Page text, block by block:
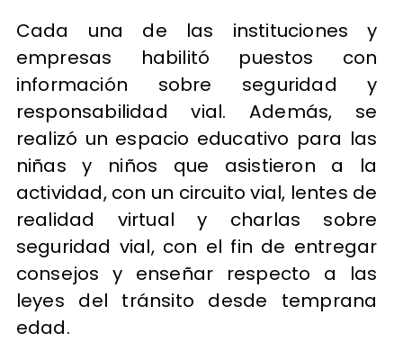
Cada una de las instituciones y
empresas habilitó puestos con
información sobre seguridad y
responsabilidad vial. Además, se
realizó un espacio educativo para las
niñas y niños que asistieron a la
actividad, con un circuito vial, lentes de
realidad virtual y charlas sobre
seguridad vial, con el fin de entregar
consejos y enseñar respecto a las
leyes del tránsito desde temprana
edad.